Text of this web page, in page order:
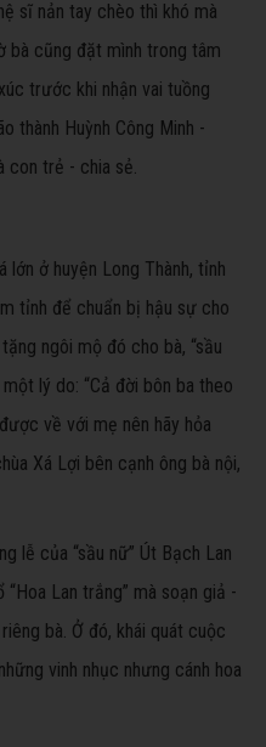
sĩ nản tay chèo thì khó mà
bà cũng đặt mình trong tâm
trước khi nhận vai tuồng
thành Huỳnh Công Minh -
con trẻ - chia sẻ.
lớn ở huyện Long Thành, tỉnh
tỉnh để chuẩn bị hậu sự cho
ngôi mộ đó cho bà, “sầu
lý do: “Cả đời bôn ba theo
về với mẹ nên hãy hỏa
Xá Lợi bên cạnh ông bà nội,
lễ của “sầu nữ” Út Bạch Lan
Lan trắng” mà soạn giả -
bà. Ở đó, khái quát cuộc
vinh nhục nhưng cánh hoa